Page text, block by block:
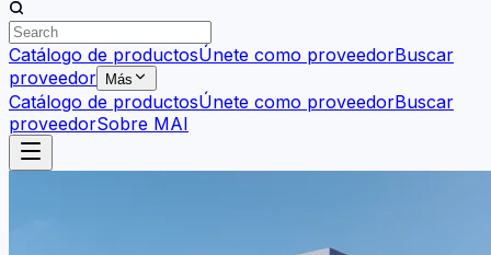
Catálogo de productosÚnete como proveedorBuscar
proveedor
Más
Catálogo de productosÚnete como proveedorBuscar
proveedorSobre MAI